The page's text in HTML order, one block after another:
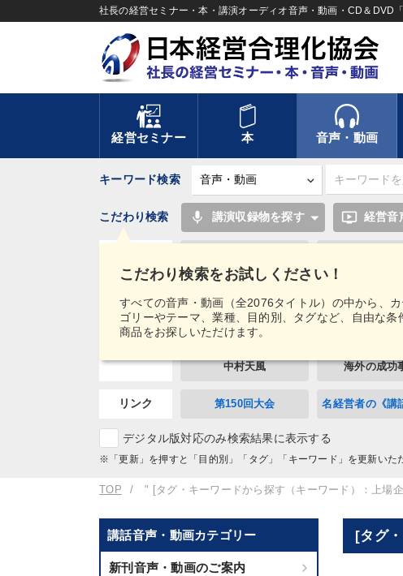
社長の経営セミナー・本・講演オーディオ音声・動画・CD＆DVD
経営セミナー 本 音声・動画
キーワード検索
こだわり検索をお試しください！
すべての音声・動画（全2076タイトル）の中から、カ
ゴリーやテーマ、業種、目的別、タグなど、自由な条
商品をお探しいただけます。
こだわり検索 mic 講演収録物を探す ondemand_video 経営音
タグ・
キーワード
株式市場
中村天風 海外の成功
リンク 第150回大会 名経営者の《講
デジタル版対応のみ検索結果に表示する
※「更新」を押すと「目的別」「タグ」「キーワード」を更新いた
TOP " [タグ・キーワードから探す（キーワード）：上場
講話音声・動画カテゴリー
新刊音声・動画のご案内
[タグ